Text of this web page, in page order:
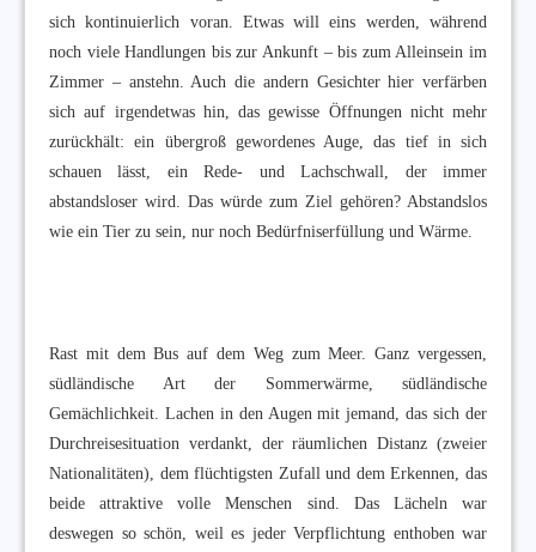
sich kontinuierlich voran. Etwas will eins werden, während
noch viele Handlungen bis zur Ankunft – bis zum Alleinsein im
Zimmer – anstehn. Auch die andern Gesichter hier verfärben
sich auf irgendetwas hin, das gewisse Öffnungen nicht mehr
zurückhält: ein übergroß gewordenes Auge, das tief in sich
schauen lässt, ein Rede- und Lachschwall, der immer
abstandsloser wird. Das würde zum Ziel gehören? Abstandslos
wie ein Tier zu sein, nur noch Bedürfniserfüllung und Wärme.
Rast mit dem Bus auf dem Weg zum Meer. Ganz vergessen,
südländische Art der Sommerwärme, südländische
Gemächlichkeit. Lachen in den Augen mit jemand, das sich der
Durchreisesituation verdankt, der räumlichen Distanz (zweier
Nationalitäten), dem flüchtigsten Zufall und dem Erkennen, das
beide attraktive volle Menschen sind. Das Lächeln war
deswegen so schön, weil es jeder Verpflichtung enthoben war